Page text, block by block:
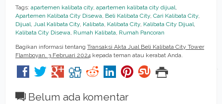
Tags: apartemen kalibata city, apartemen kalibata city dijual,
Apartemen Kalibata City Disewa, Beli Kalibata City, Cari Kalibata City,
Dijual, Jual Kalibata City, Kalibata, Kalibata City, Kalibata City Dijual,
Kalibata City Disewa, Rumah Kalibata, Rumah Pancoran
Bagikan informasi tentang Transaksi Akta Jual Beli Kalibata City Tower
Flamboyan, 3 Februari 2024 kepada teman atau kerabat Anda.
Belum ada komentar